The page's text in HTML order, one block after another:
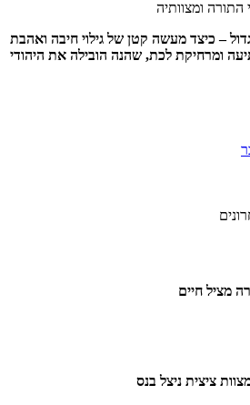
ומצוותיה
– כיצד מעשה קטן של גילוי חיבה ואהבת
ומרחיקת לכת, שהנה הובילה את היהודי
מציל חיים
ציצית ניצל בנס